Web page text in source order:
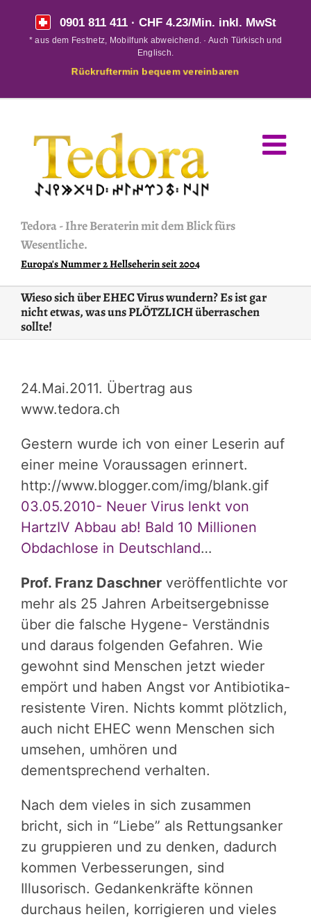
0901 811 411· CHF 4.23/Min. inkl. MwSt
* aus dem Festnetz, Mobilfunk abweichend. · Auch Türkisch und
Englisch.
Rückruftermin bequem vereinbaren
Tedora-Ihre Beraterin mit dem Blick fürs
Wesentliche.
Europa's Nummer 2 Hellseherin seit 2004
Wieso sich über EHEC Virus wundern? Es ist gar
nicht etwas, was uns PLÖTZLICH überraschen
sollte!
24.Mai.2011. Übertrag aus
www.tedora.ch
Gestern wurde ich von einer Leserin auf
einer meine Voraussagen erinnert.
http://www.blogger.com/img/blank.gif
03.05.2010- Neuer Virus lenkt von
HartzIV Abbau ab! Bald 10 Millionen
Obdachlose in Deutschland…
Prof. Franz Daschner veröffentlichte vor
mehr als 25 Jahren Arbeitsergebnisse
über die falsche Hygene- Verständnis
und daraus folgenden Gefahren. Wie
gewohnt sind Menschen jetzt wieder
empört und haben Angst vor Antibiotika-
resistente Viren. Nichts kommt plötzlich,
auch nicht EHEC wenn Menschen sich
umsehen, umhören und
dementsprechend verhalten.
Nach dem vieles in sich zusammen
bricht, sich in “Liebe” als Rettungsanker
zu gruppieren und zu denken, dadurch
kommen Verbesserungen, sind
Illusorisch. Gedankenkräfte können
durchaus heilen, korrigieren und vieles